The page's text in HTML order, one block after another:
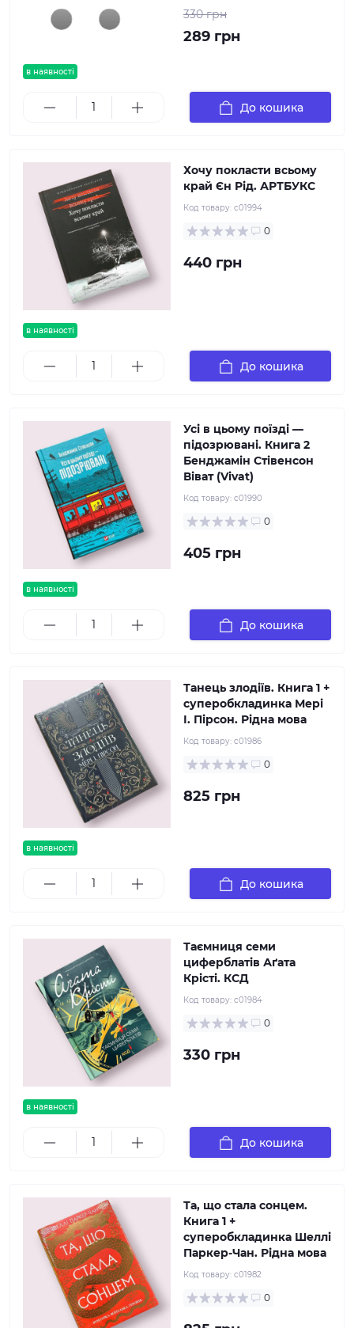
в наявності
330 грн
289 грн
До кошика
в наявності
Хочу покласти всьому
край Єн Рід. АРТБУКС
Код товару: c01994
0
440 грн
До кошика
в наявності
Усі в цьому поїзді —
підозрювані. Книга 2
Бенджамін Стівенсон
Віват (Vivat)
Код товару: c01990
0
405 грн
До кошика
в наявності
Танець злодіїв. Книга 1 +
суперобкладинка Мері
І. Пірсон. Рідна мова
Код товару: c01986
0
825 грн
До кошика
в наявності
Таємниця семи
циферблатів Аґата
Крісті. КСД
Код товару: c01984
0
330 грн
До кошика
Та, що стала сонцем.
Книга 1 +
суперобкладинка Шеллі
Паркер-Чан. Рідна мова
Код товару: c01982
0